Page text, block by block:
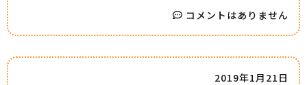
コメントはありません
2019年1月21日